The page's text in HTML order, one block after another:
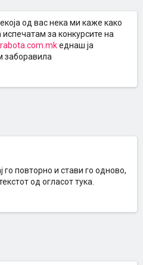
од вас нека ми каже како
за конкурсите на
еднаш ја
заборавила
го повторно и стави го одново,
од огласот тука.